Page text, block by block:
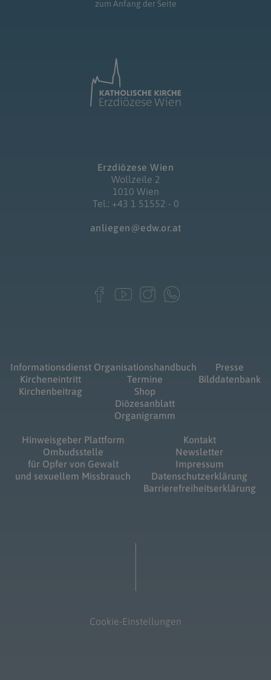
zum Anfang der Seite
Erzdiözese Wien
Wollzeile 2
1010 Wien
Tel.: +43 1 51552 - 0
anliegen@edw.or.at
Informationsdienst
Kircheneintritt
Kirchenbeitrag
Organisationshandbuch
Termine
Shop
Diözesanblatt
Organigramm
Presse
Bilddatenbank
Hinweisgeber Plattform
Ombudsstelle
für Opfer von Gewalt
und sexuellem Missbrauch
Kontakt
Newsletter
Impressum
Datenschutzerklärung
Barrierefreiheitserklärung
Cookie-Einstellungen